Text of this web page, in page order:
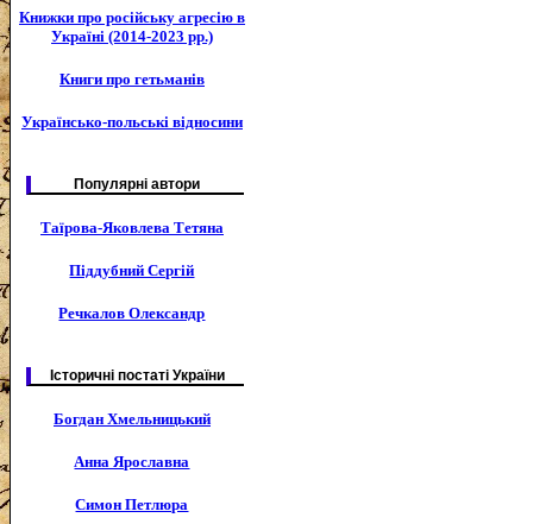
Книжки про російську агресію в
Україні (2014-2023 рр.)
Книги про гетьманів
Українсько-польські відносини
Популярні автори
Таїрова-Яковлева Тетяна
Піддубний Сергій
Речкалов Олександр
Історичні постаті України
Богдан Хмельницький
Анна Ярославна
Симон Петлюра